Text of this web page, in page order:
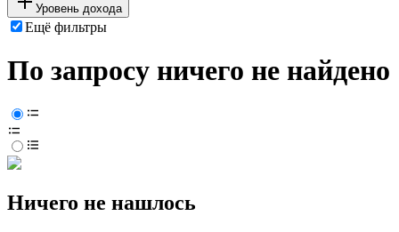
Уровень дохода
Ещё фильтры
По запросу ничего не найдено
Ничего не нашлось